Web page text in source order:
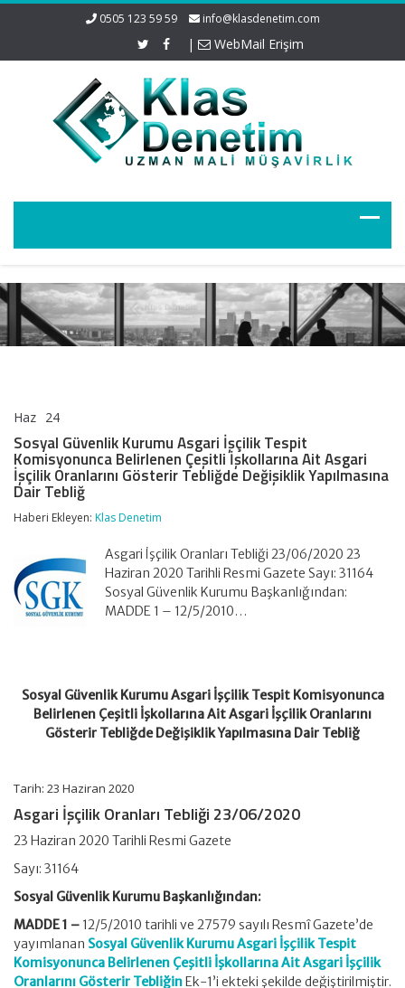
0505 123 59 59 info@klasdenetim.com
| WebMail Erişim
Haz 24
Kurumu
Asgari
İşçilik
Tespit
Komisyonunca
Belirlenen
İşkollarına
Ait
Asgari
İşçilik
Oranlarını
Dair
Tebliğ
için
Sosyal Güvenlik Kurumu Asgari İşçilik Tespit
Komisyonunca Belirlenen Çeşitli İşkollarına Ait Asgari
İşçilik Oranlarını Gösterir Tebliğde Değişiklik Yapılmasına
Dair Tebliğ
Haberi Ekleyen: Klas Denetim
Asgari İşçilik Oranları Tebliği 23/06/2020 23
Haziran 2020 Tarihli Resmi Gazete Sayı: 31164
Sosyal Güvenlik Kurumu Başkanlığından:
MADDE 1 – 12/5/2010…
Sosyal Güvenlik Kurumu Asgari İşçilik Tespit Komisyonunca
Belirlenen Çeşitli İşkollarına Ait Asgari İşçilik Oranlarını
Gösterir Tebliğde Değişiklik Yapılmasına Dair Tebliğ
Tarih: 23 Haziran 2020
Asgari İşçilik Oranları Tebliği 23/06/2020
23 Haziran 2020 Tarihli Resmi Gazete
Sayı: 31164
Sosyal Güvenlik Kurumu Başkanlığından:
MADDE 1 – 12/5/2010 tarihli ve 27579 sayılı Resmî Gazete’de
yayımlanan Sosyal Güvenlik Kurumu Asgari İşçilik Tespit
Komisyonunca Belirlenen Çeşitli İşkollarına Ait Asgari İşçilik
Oranlarını Gösterir TebliğinEk-1’i ekteki şekilde değiştirilmiştir.